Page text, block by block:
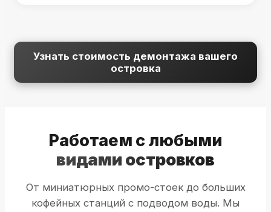
Узнать стоимость демонтажа вашего
островка
Работаем с любыми
видами островков
От миниатюрных промо-стоек до больших
кофейных станций с подводом воды. Мы